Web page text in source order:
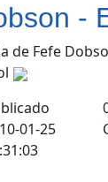
-
de Fefe
01-25